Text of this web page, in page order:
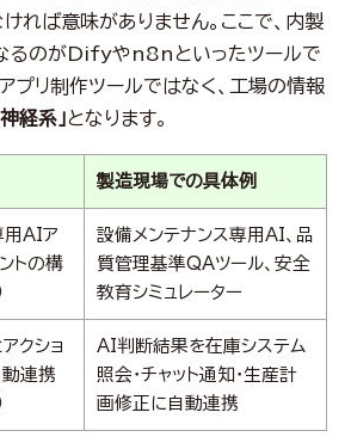
れば意味がありません。ここで、内製
るのがDifyやn8nといったツールで
プリ制作ツールではなく、工場の情報
神経系」となります。
製造現場での具体例
用AIア
トの構
設備メンテナンス専用AI、品
質管理基準QAツール、安全
教育シミュレーター
クショ
連携
AI判断結果を在庫システム
照会・チャット通知・生産計
画修正に自動連携